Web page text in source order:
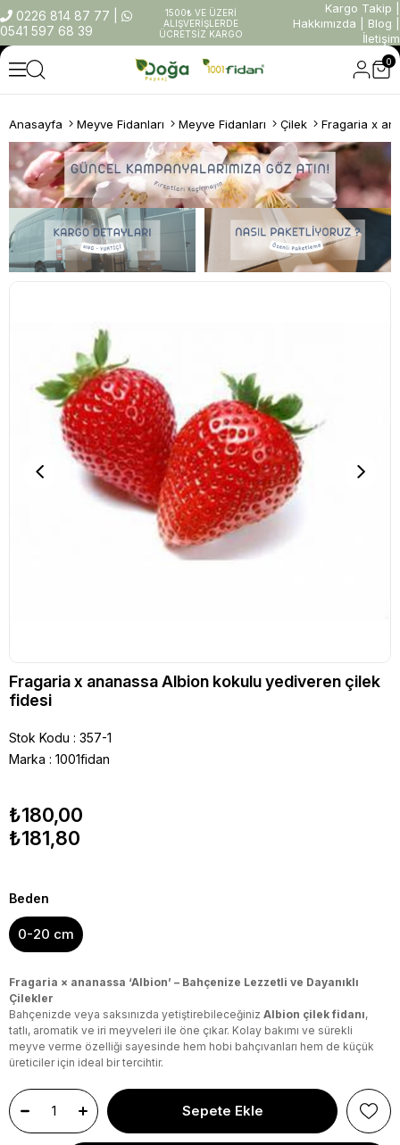
0226 814 87 77
0541 597 68 39
1500₺ VE ÜZERİ
ALIŞVERİŞLERDE
ÜCRETSİZ KARGO
Kargo Takip
Hakkımızda
Blog
İletişim
0
Anasayfa Meyve Fidanları Meyve Fidanları Çilek
Fragaria x ananassa Albion kokulu yediveren çilek
fidesi
Stok Kodu
357-1
Marka : 1001fidan
₺180,00
₺181,80
Beden
0-20 cm
Fragaria × ananassa ‘Albion’ – Bahçenize Lezzetli ve Dayanıklı
Çilekler
Bahçenizde veya saksınızda yetiştirebileceğiniz Albion çilek fidanı,
tatlı, aromatik ve iri meyveleri ile öne çıkar. Kolay bakımı ve sürekli
meyve verme özelliği sayesinde hem hobi bahçıvanları hem de küçük
üreticiler için ideal bir tercihtir.